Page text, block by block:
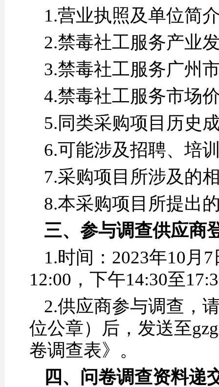
1.营业执照及单位简
2.禁毒社工服务产业
3.禁毒社工服务广州
4.禁毒社工服务市场
5.同类采购项目历史
6.可能涉及招聘、培
7.采购项目所涉及的
8.本采购项目所提出
三、 参与调查供应商
1.时间：2023年10月
12:00，下午14:30至
2.供应商参与调查，
位公章）后，发送至
卷调查表》。
四、 问卷调查资料递